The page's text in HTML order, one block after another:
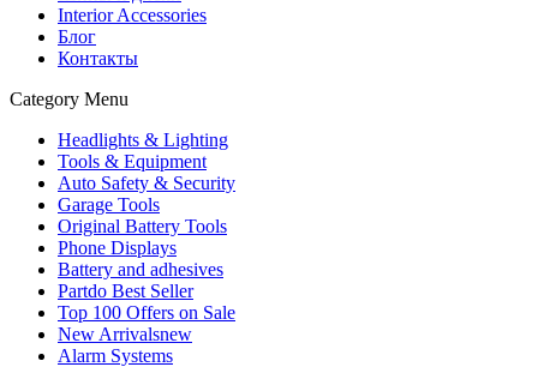
Interior Accessories
Блог
Контакты
Category Menu
Headlights & Lighting
Tools & Equipment
Auto Safety & Security
Garage Tools
Original Battery Tools
Phone Displays
Battery and adhesives
Partdo Best Seller
Top 100 Offers on Sale
New Arrivalsnew
Alarm Systems